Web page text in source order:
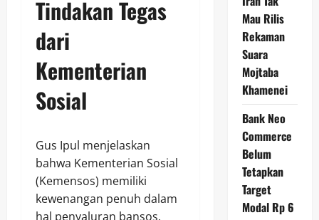
Tindakan Tegas
dari
Kementerian
Sosial
Gus Ipul menjelaskan
bahwa Kementerian Sosial
(Kemensos) memiliki
kewenangan penuh dalam
hal penyaluran bansos.
Mau Rilis
Rekaman
Suara
Mojtaba
Khamenei
Bank Neo
Commerce
Belum
Tetapkan
Target
Modal Rp 6